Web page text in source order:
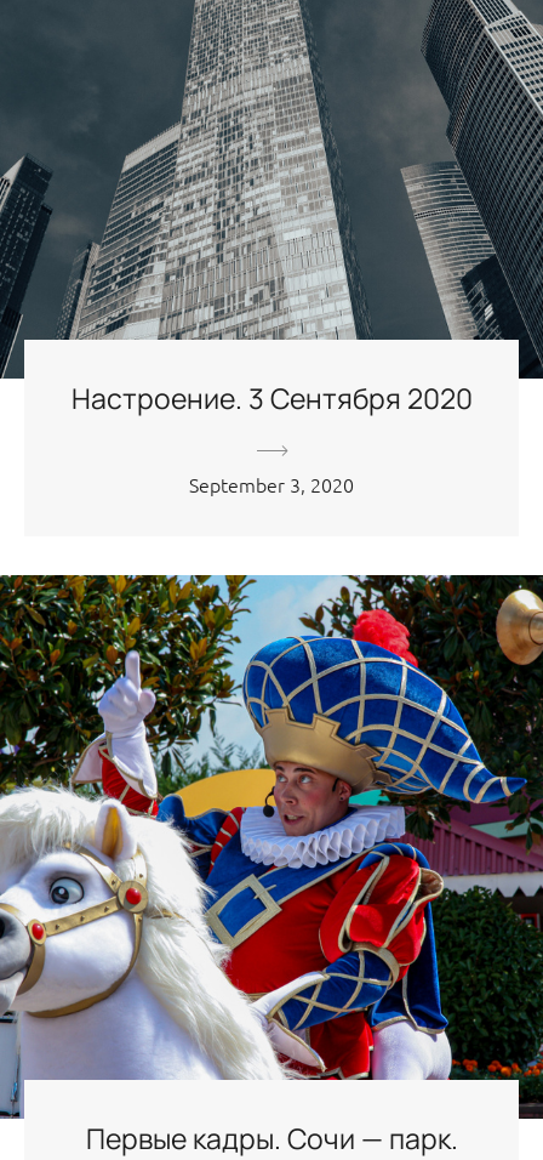
Настроение. 3 Сентября 2020
September 3, 2020
Первые кадры. Сочи — парк.